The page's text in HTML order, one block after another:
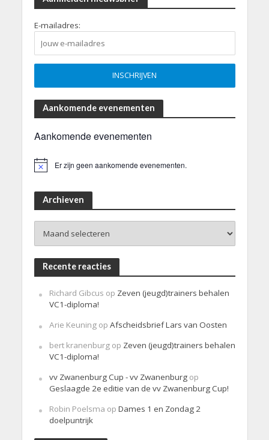
E-mailadres:
Aankomende evenementen
Aankomende evenementen
Er zijn geen aankomende evenementen.
Archieven
Recente reacties
Richard Gibcus op Zeven (jeugd)trainers behalen
VC1-diploma!
Arie Keuningop Afscheidsbrief Lars van Oosten
bert kranenburgop Zeven (jeugd)trainers behalen
VC1-diploma!
vv Zwanenburg Cup - vv Zwanenburgop
Geslaagde 2e editie van de vv Zwanenburg Cup!
Robin Poelsma op Dames 1 en Zondag 2
doelpuntrijk